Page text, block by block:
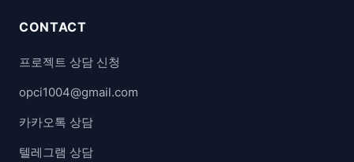
CONTACT
프로젝트 상담 신청
opci1004@gmail.com
카카오톡 상담
텔레그램 상담